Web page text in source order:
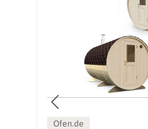
Ofen.de